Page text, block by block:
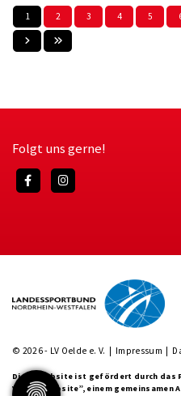
1 2 3 4 5
Folgt uns gerne!
© 2026 - LV Oelde e. V. | Impressum
Diese Website ist gefördert durch das
Vereinswebsite”, einem gemeinsamen